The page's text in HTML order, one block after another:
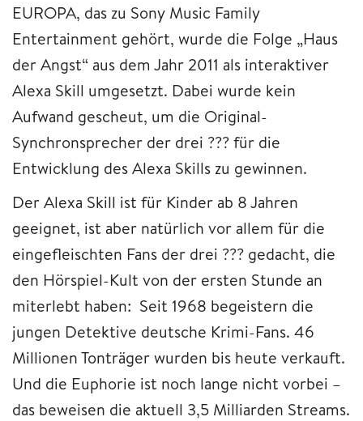
EUROPA, das zu Sony Music Family
Entertainment gehört, wurde die Folge „Haus
der Angst“ aus dem Jahr 2011 als interaktiver
Alexa Skill umgesetzt. Dabei wurde kein
Aufwand gescheut, um die Original-
Synchronsprecher der drei ??? für die
Entwicklung des Alexa Skills zu gewinnen.
Der Alexa Skill ist für Kinder ab 8 Jahren
geeignet, ist aber natürlich vor allem für die
eingefleischten Fans der drei ??? gedacht, die
den Hörspiel-Kult von der ersten Stunde an
miterlebt haben: Seit 1968 begeistern die
jungen Detektive deutsche Krimi-Fans. 46
Millionen Tonträger wurden bis heute verkauft.
Und die Euphorie ist noch lange nicht vorbei –
das beweisen die aktuell 3,5 Milliarden Streams.